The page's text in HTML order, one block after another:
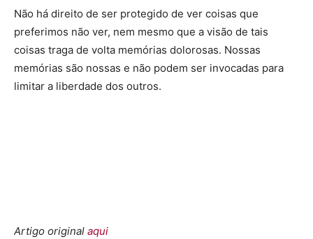
Não há direito de ser protegido de ver coisas que
preferimos não ver, nem mesmo que a visão de tais
coisas traga de volta memórias dolorosas. Nossas
memórias são nossas e não podem ser invocadas para
limitar a liberdade dos outros.
Artigo original aqui